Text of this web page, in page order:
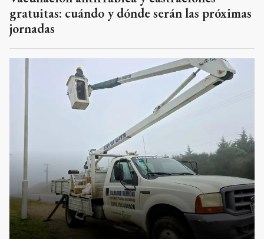
gratuitas: cuándo y dónde serán las próximas
jornadas